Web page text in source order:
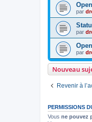
par
par
par
Nouveau
Revenir à
PERMISSIONS
Vous ne pouvez